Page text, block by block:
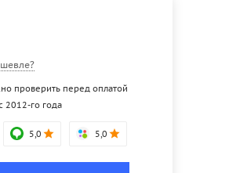
проверить перед оплатой
2012-го года
5,0 5,0